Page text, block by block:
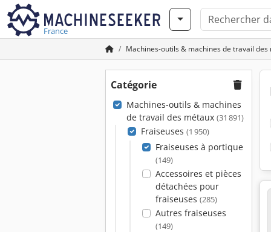
France
Machines-outils & machines de travail des
Catégorie
Machines-outils & machines
de travail des métaux (31 891)
Fraiseuses (1 950)
Fraiseuses à portique
(149)
Accessoires et pièces
détachées pour
fraiseuses (285)
Autres fraiseuses
(149)